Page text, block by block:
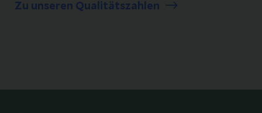
Zu unseren Qualitätszahlen